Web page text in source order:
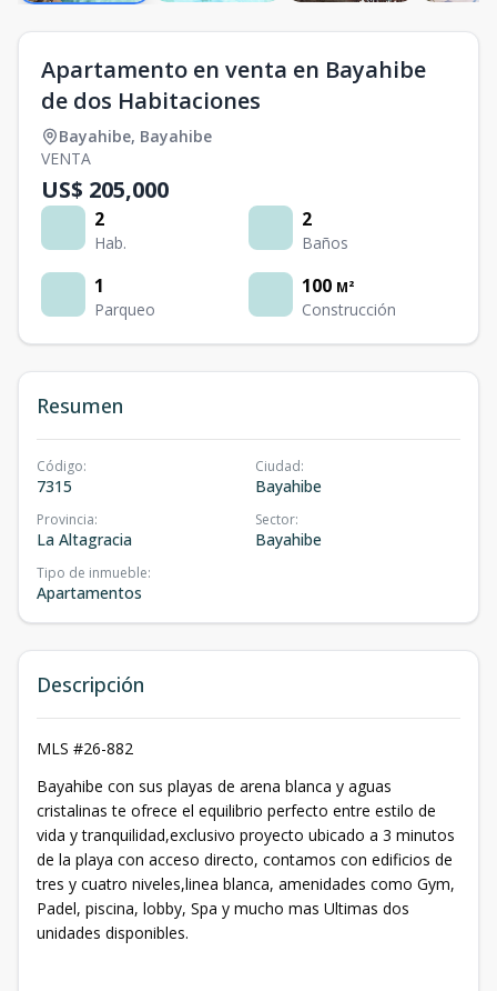
Apartamento en venta en Bayahibe
de dos Habitaciones
Bayahibe, Bayahibe
VENTA
US$ 205,000
2
Hab.
2
Baños
1
Parqueo
100 M²
Construcción
Resumen
Código:
7315
Ciudad:
Bayahibe
Provincia:
La Altagracia
Sector:
Bayahibe
Tipo de inmueble:
Apartamentos
Descripción
MLS #26-882
Bayahibe con sus playas de arena blanca y aguas
cristalinas te ofrece el equilibrio perfecto entre estilo de
vida y tranquilidad,exclusivo proyecto ubicado a 3 minutos
de la playa con acceso directo, contamos con edificios de
tres y cuatro niveles,linea blanca, amenidades como Gym,
Padel, piscina, lobby, Spa y mucho mas Ultimas dos
unidades disponibles.